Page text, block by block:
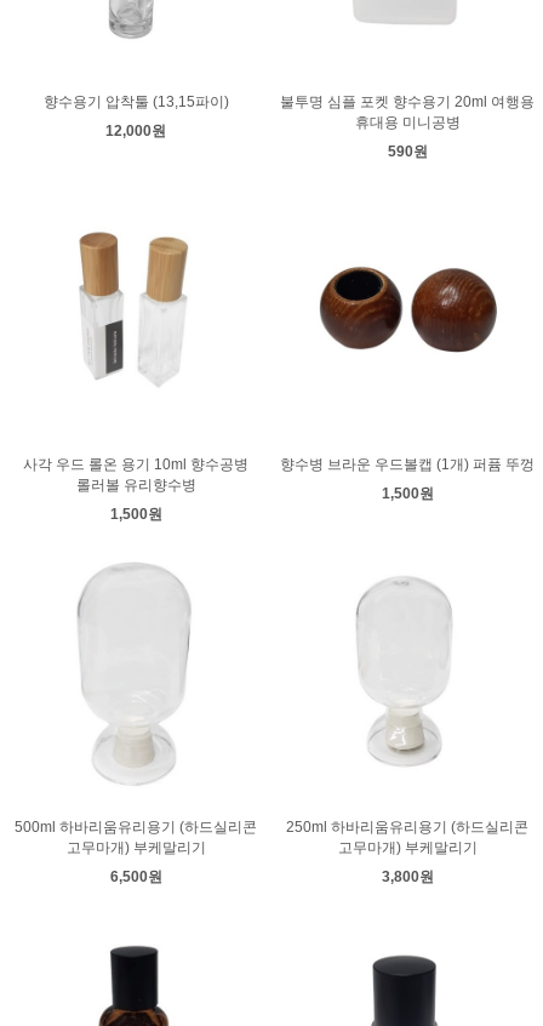
향수용기 압착툴 (13,15파이)
12,000원
불투명 심플 포켓 향수용기 20ml 여행용
휴대용 미니공병
590원
사각 우드 롤온 용기 10ml 향수공병
롤러볼 유리향수병
1,500원
향수병 브라운 우드볼캡 (1개) 퍼퓸 뚜껑
1,500원
500ml 하바리움유리용기 (하드실리콘
고무마개) 부케말리기
6,500원
250ml 하바리움유리용기 (하드실리콘
고무마개) 부케말리기
3,800원